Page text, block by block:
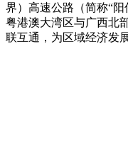
界）高速公路（简称“
粤港澳大湾区与广西北
联互通，为区域经济发